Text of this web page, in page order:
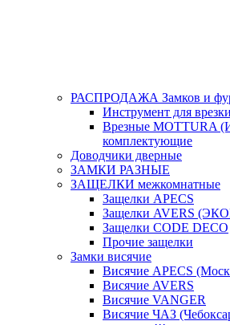
РАСПРОДАЖА Замков и
Инструмент для
Врезные MOTTURA
комплектующие
Доводчики дверные
ЗАМКИ РАЗНЫЕ
ЗАЩЕЛКИ межкомнатные
Защелки APECS
Защелки AVERS
Защелки CODE DECO
Прочие защелки
Замки висячие
Висячие APECS
Висячие AVERS
Висячие VANGER
Висячие ЧАЗ